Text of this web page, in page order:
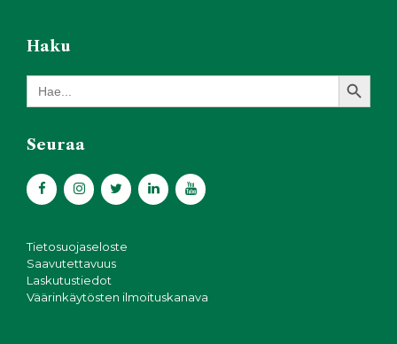
Haku
Search
for:
Search Button
Seuraa
Tietosuojaseloste
Saavutettavuus
Laskutustiedot
Väärinkäytösten ilmoituskanava